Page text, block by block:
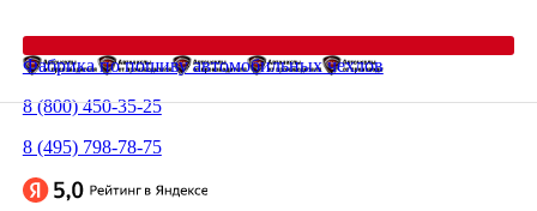
Фабрика по пошиву автомобильных чехлов
8 (800) 450-35-25
8 (495) 798-78-75